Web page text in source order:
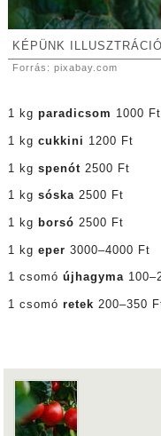
KÉPÜNK ILLUSZTRÁCIÓ
Forrás: pixabay.com
1 kg paradicsom 1000 Ft
1 kg cukkini 1200 Ft
1 kg spenót 2500 Ft
1 kg sóska 2500 Ft
1 kg borsó 2500 Ft
1 kg eper 3000–4000 Ft
1 csomó újhagyma
1 csomó retek 200–350